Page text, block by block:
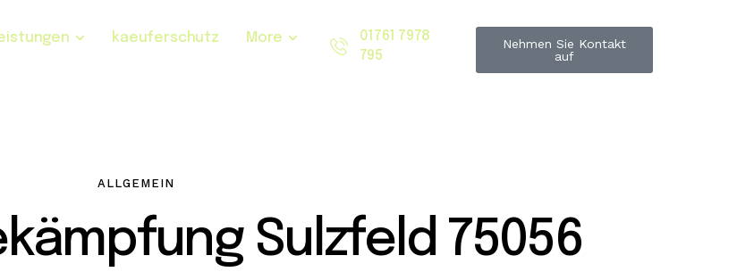
kaeuferschutz More
01761 7978
795
Nehmen Sie Kontakt
auf
ALLGEMEIN
Sulzfeld 75056